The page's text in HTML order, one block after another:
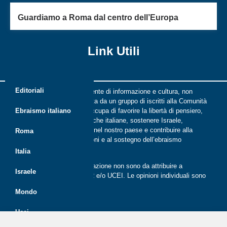
Guardiamo a Roma dal centro dell’Europa
Link Utili
Editoriali
Ebraismo italiano
Roma
Italia
Israele
Mondo
Ucei
Riflessi è una rivista indipendente di informazione e cultura, non
periodica, digitale e on line nata da un gruppo di iscritti alla Comunità
ebraica di Roma. Riflessi si occupa di favorire la libertà di pensiero,
il dialogo tra le comunità ebraiche italiane, sostenere Israele,
promuovere la cultura ebraica nel nostro paese e contribuire alla
crescita delle nuove generazioni e al sostegno dell’ebraismo
italiano.
Le opinioni espresse dalla redazione non sono da attribuire a
nessuna lista presente in CER e/o UCEI. Le opinioni individuali sono